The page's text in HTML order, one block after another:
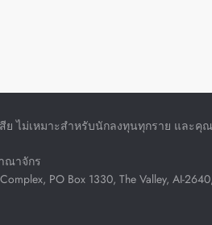
ย ไม่เหมาะสำหรับนักลงทุนทุกราย และ
ณาจักร
PO Box 1330, The Valley, AI-